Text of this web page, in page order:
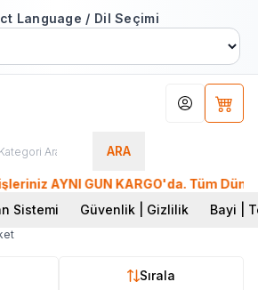
Language / Dil Seçimi
ARA
Hesabım
AYNI GÜN KARGO'da. Tüm
Sistemi Güvenlik | Gizlilik Bayi |
Sırala